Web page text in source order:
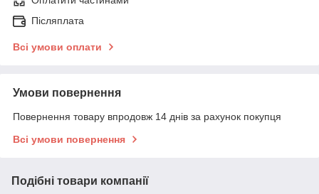
Післяплата
Всі умови оплати
Умови повернення
Повернення товару впродовж 14 днів за рахунок покупця
Всі умови повернення
Подібні товари компанії